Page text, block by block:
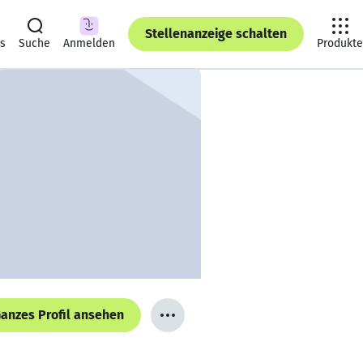
Suche Anmelden
Stellenanzeige schalten
Produkte
Profil ansehen